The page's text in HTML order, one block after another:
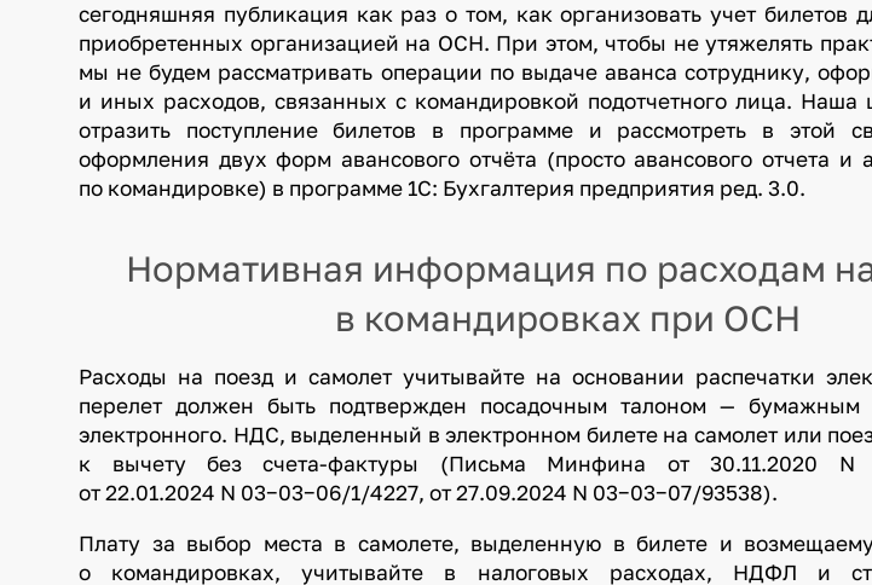
сегодняшняя публикация как раз о том, как организовать учет билетов
приобретенных организацией на ОСН. При этом, чтобы не утяжелять
мы не будем рассматривать операции по выдаче аванса сотруднику,
и иных расходов, связанных с командировкой подотчетного лица. Наша
отразить поступление билетов в программе и рассмотреть в этой
оформления двух форм авансового отчёта (просто авансового отчета и
по командировке) в программе 1С: Бухгалтерия предприятия ред. 3.0.
Нормативная информация по расходам
в командировках при ОСН
Расходы на поезд и самолет учитывайте на основании распечатки
перелет должен быть подтвержден посадочным талоном — бумажным
электронного. НДС, выделенный в электронном билете на самолет или
к вычету без счета-фактуры (Письма Минфина от 30.11.2020 N
от 22.01.2024 N 03−03−06/1/4227, от 27.09.2024 N 03−03−07/93538).
Плату за выбор места в самолете, выделенную в билете и
о командировках, учитывайте в налоговых расходах, НДФЛ и